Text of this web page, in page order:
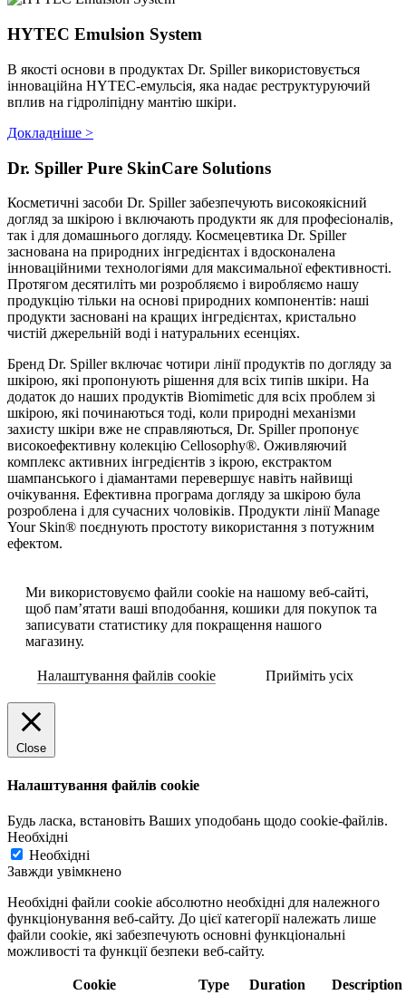
HYTEC Emulsion System
В якості основи в продуктах Dr. Spiller використовується
інноваційна HYTEC-емульсія, яка надає реструктуруючий
вплив на гідроліпідну мантію шкіри.
Докладніше >
Dr. Spiller Pure SkinCare Solutions
Косметичні засоби Dr. Spiller забезпечують високоякісний
догляд за шкірою і включають продукти як для професіоналів,
так і для домашнього догляду. Космецевтика Dr. Spiller
заснована на природних інгредієнтах і вдосконалена
інноваційними технологіями для максимальної ефективності.
Протягом десятиліть ми розробляємо і виробляємо нашу
продукцію тільки на основі природних компонентів: наші
продукти засновані на кращих інгредієнтах, кристально
чистій джерельній воді і натуральних есенціях.
Бренд Dr. Spiller включає чотири лінії продуктів по догляду за
шкірою, які пропонують рішення для всіх типів шкіри. На
додаток до наших продуктів Biomimetic для всіх проблем зі
шкірою, які починаються тоді, коли природні механізми
захисту шкіри вже не справляються, Dr. Spiller пропонує
високоефективну колекцію Cellosophy®. Оживляючий
комплекс активних інгредієнтів з ікрою, екстрактом
шампанського і діамантами перевершує навіть найвищі
очікування. Ефективна програма догляду за шкірою була
розроблена і для сучасних чоловіків. Продукти лінії Manage
Your Skin® поєднують простоту використання з потужним
ефектом.
Ми використовуємо файли cookie на нашому веб-сайті,
щоб пам’ятати ваші вподобання, кошики для покупок та
записувати статистику для покращення нашого
магазину.
Налаштування файлів cookie Прийміть усіх
Close
Налаштування файлів cookie
Будь ласка, встановіть Ваших уподобань щодо cookie-файлів.
Необхідні
Необхідні
Завжди увімкнено
Необхідні файли cookie абсолютно необхідні для належного
функціонування веб-сайту. До цієї категорії належать лише
файли cookie, які забезпечують основні функціональні
можливості та функції безпеки веб-сайту.
Cookie Type Duration Description